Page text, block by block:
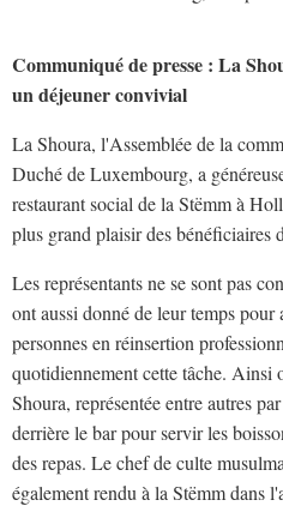
Communiqué de presse : La
un déjeuner convivial
La Shoura, l'Assemblée de la
Duché de Luxembourg, a
restaurant social de la Stëmm à
plus grand plaisir des bénéficiaires
Les représentants ne se sont pas
ont aussi donné de leur temps pour
personnes en réinsertion
quotidiennement cette tâche. Ainsi
Shoura, représentée entre autres
derrière le bar pour servir les
des repas. Le chef de culte
également rendu à la Stëmm dans